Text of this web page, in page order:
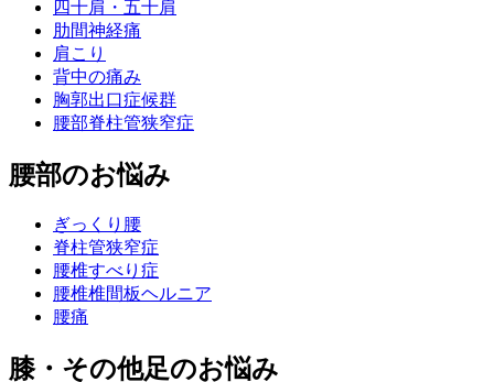
四十肩・五十肩
肋間神経痛
肩こり
背中の痛み
胸郭出口症候群
腰部脊柱管狭窄症
腰部のお悩み
ぎっくり腰
脊柱管狭窄症
腰椎すべり症
腰椎椎間板ヘルニア
腰痛
膝・その他足のお悩み